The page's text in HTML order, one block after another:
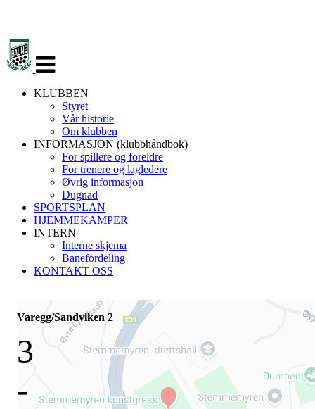
navigasjon
KLUBBEN
Styret
Vår historie
Om klubben
INFORMASJON (klubbhåndbok)
For spillere og foreldre
For trenere og lagledere
Øvrig informasjon
Dugnad
SPORTSPLAN
HJEMMEKAMPER
INTERN
Interne skjema
Banefordeling
KONTAKT OSS
Varegg/Sandviken 2
3
-